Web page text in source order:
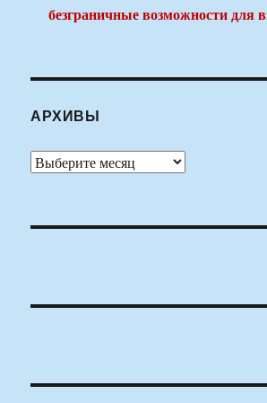
безграничные возможности
АРХИВЫ
Архивы